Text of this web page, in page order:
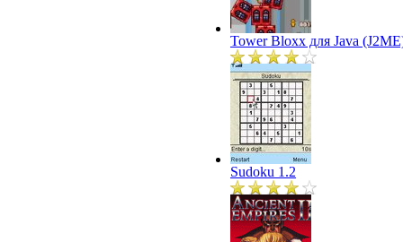
Tower Bloxx для Java
Sudoku 1.2